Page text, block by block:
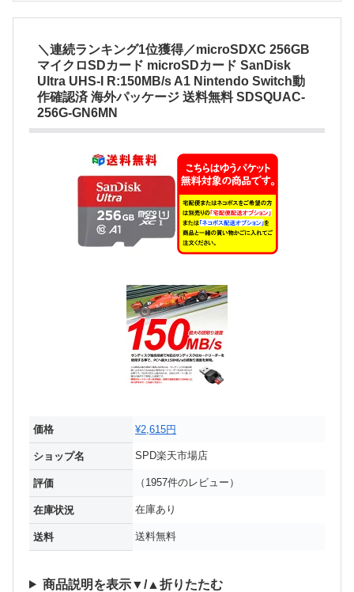
＼連続ランキング1位獲得／microSDXC 256GB
マイクロSDカード microSDカード SanDisk
Ultra UHS-I R:150MB/s A1 Nintendo Switch動
作確認済 海外パッケージ 送料無料 SDSQUAC-
256G-GN6MN
価格 ¥2,615円
ショップ名 SPD楽天市場店
評価 （1957件のレビュー）
在庫状況 在庫あり
送料 送料無料
商品説明を表示▼/▲折りたたむ